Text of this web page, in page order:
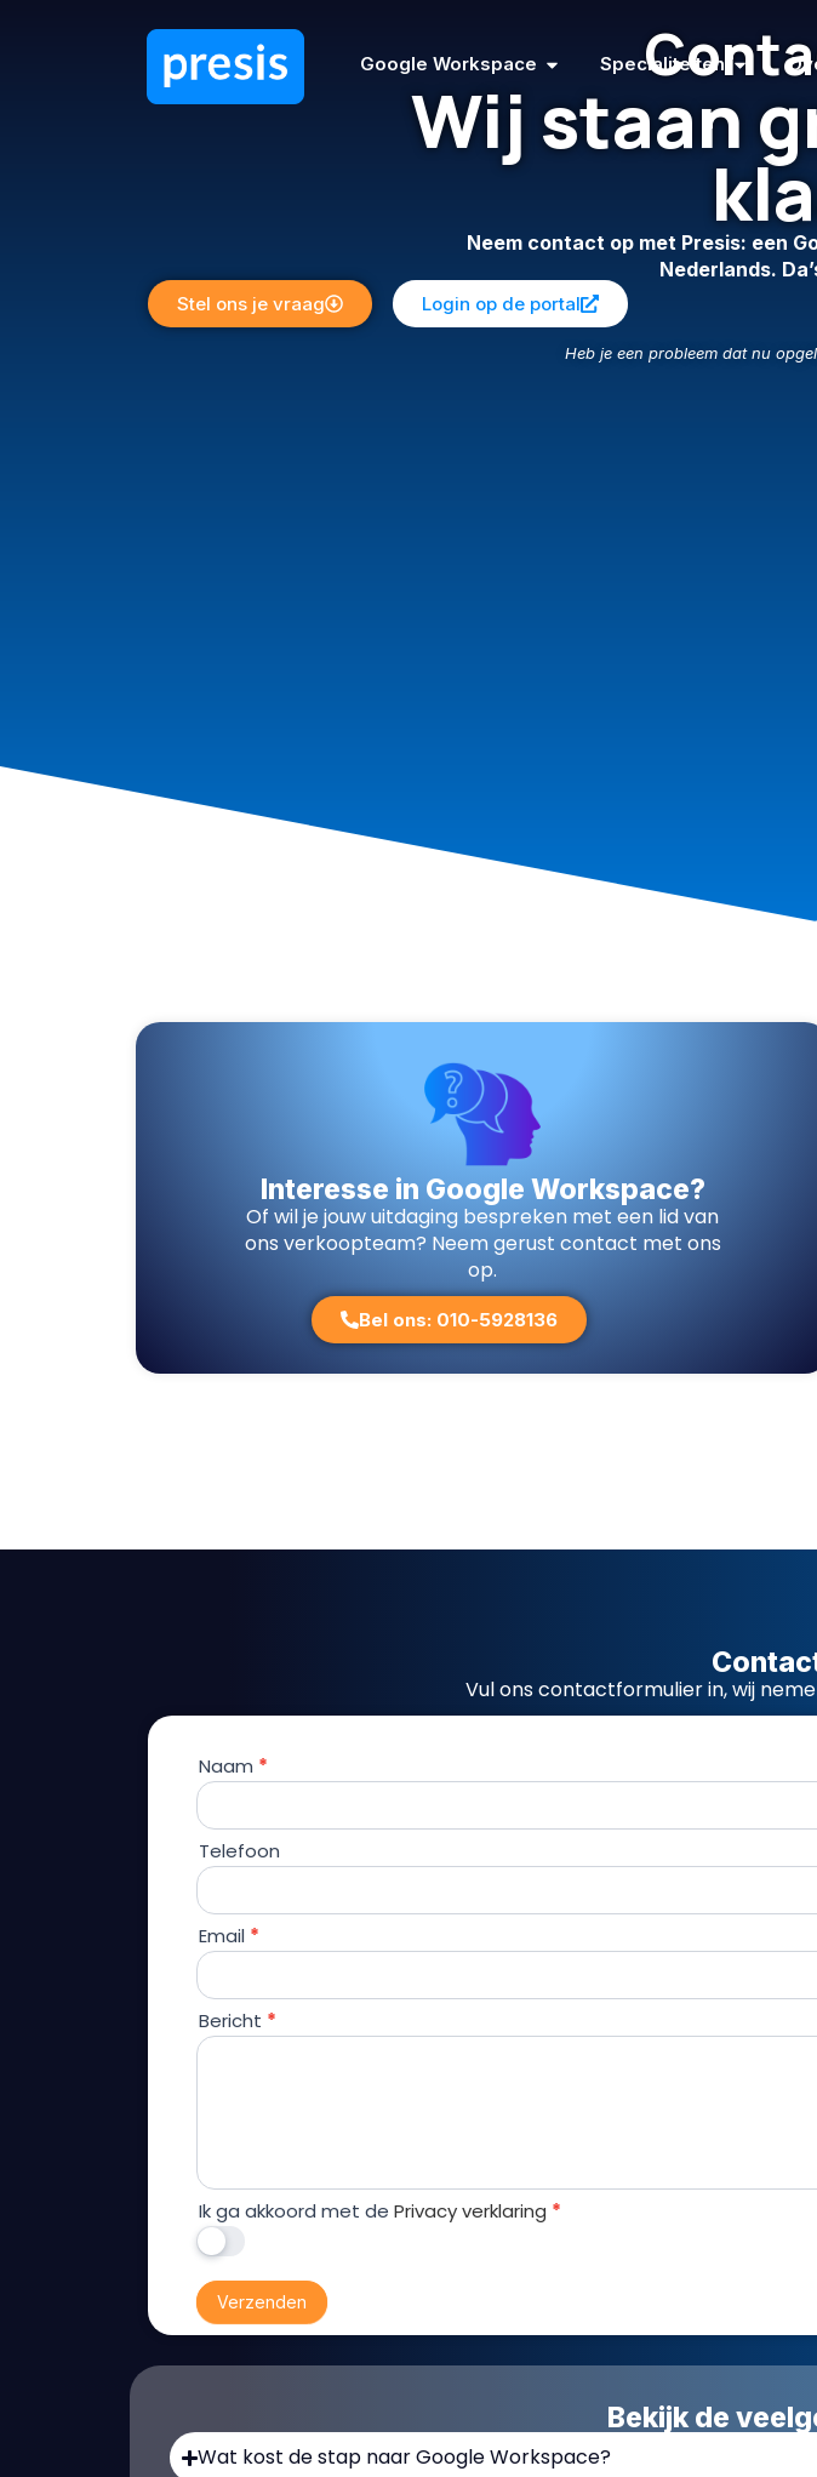
Google Workspace Specialiteiten
Wij staan
Neem contact op met Presis: een
Nederlands.
Stel ons je vraag Login op de portal
Heb je een probleem dat nu
Interesse in Google Workspace?
Of wil je jouw uitdaging bespreken met een lid van
ons verkoopteam? Neem gerust contact met ons
op.
Bel ons: 010-5928136
Vul ons contactformulier in, wij
Contact
Naam *
Telefoon
Email *
Bericht *
Ik ga akkoord met de Privacy verklaring *
Verzenden
Bekijk de
Wat kost de stap naar Google Workspace?